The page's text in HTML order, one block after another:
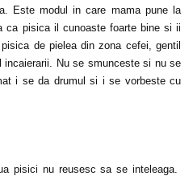
Este modul in care mama pune la
ca pisica il cunoaste foarte bine si ii
de pielea din zona cefei, gentil
Nu se smunceste si nu se
i se da drumul si i se vorbeste cu
pisici nu reusesc sa se inteleaga.